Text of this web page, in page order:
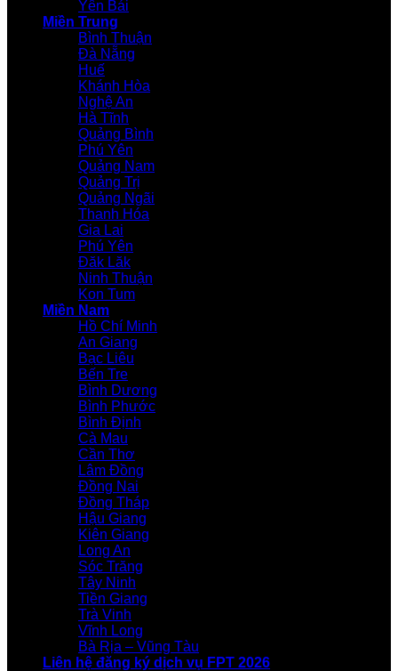
Yên Bái
Miền Trung
Bình Thuận
Đà Nẵng
Huế
Khánh Hòa
Nghệ An
Hà Tĩnh
Quảng Bình
Phú Yên
Quảng Nam
Quảng Trị
Quảng Ngãi
Thanh Hóa
Gia Lai
Phú Yên
Đăk Lăk
Ninh Thuận
Kon Tum
Miền Nam
Hồ Chí Minh
An Giang
Bạc Liêu
Bến Tre
Bình Dương
Bình Phước
Bình Định
Cà Mau
Cần Thơ
Lâm Đồng
Đồng Nai
Đồng Tháp
Hậu Giang
Kiên Giang
Long An
Sóc Trăng
Tây Ninh
Tiền Giang
Trà Vinh
Vĩnh Long
Bà Rịa – Vũng Tàu
Liên hệ đăng ký dịch vụ FPT 2026